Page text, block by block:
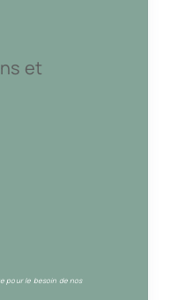
et
pour le besoin de nos